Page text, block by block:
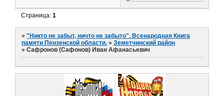
Страница:1
»"Никто не забыт, ничто не забыто". Всенародная Книга
памяти Пензенской области. »Земетчинский район
»Сафронов (Сафонов) Иван Афанасьевич